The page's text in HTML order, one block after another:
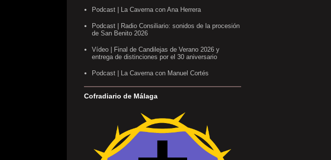
Podcast | La Caverna con Ana Herrera
Podcast | Radio Consiliario: sonidos de la procesión
de San Benito 2026
Vídeo | Final de Candilejas de Verano 2026 y
entrega de distinciones por el 30 aniversario
Podcast | La Caverna con Manuel Cortés
Cofradiario de Málaga